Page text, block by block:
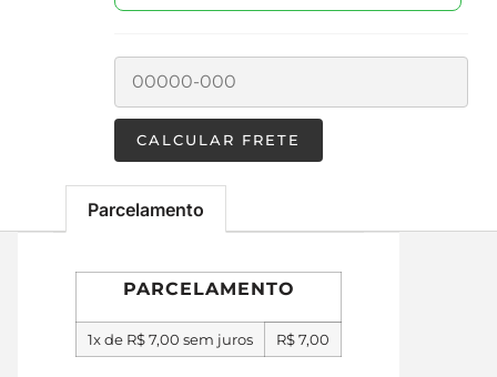
Parcelamento
PARCELAMENTO
1x de R$7,00 sem juros R$7,00